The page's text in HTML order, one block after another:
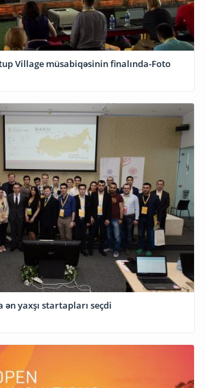
Village müsabiqəsinin finalında-Foto
ən yaxşı startapları seçdi